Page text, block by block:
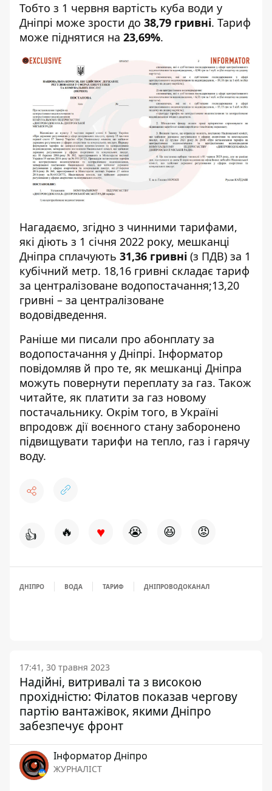
Тобто з 1 червня вартість куба води у
Дніпрі може зрости до 38,79 гривні. Тариф
може піднятися на 23,69%.
Нагадаємо, згідно з чинними тарифами,
які діють з 1 січня 2022 року, мешканці
Дніпра сплачують 31,36 гривні (з ПДВ) за 1
кубічний метр. 18,16 гривні складає тариф
за централізоване водопостачання;13,20
гривні – за централізоване
водовідведення.
Раніше ми писали про абонплату за
водопостачання у Дніпрі. Інформатор
повідомляв й про те, як мешканці Дніпра
можуть повернути переплату за газ. Також
читайте, як платити за газ новому
постачальнику. Окрім того, в Україні
впродовж дії воєнного стану заборонено
підвищувати тарифи на тепло, газ і гарячу
воду.
👍 🔥 ♥ 😭 😆 😡
ДНІПРО ВОДА ТАРИФ ДНІПРОВОДОКАНАЛ
17:41, 30 травня 2023
Надійні, витривалі та з високою
прохідністю: Філатов показав чергову
партію вантажівок, якими Дніпро
забезпечує фронт
Інформатор Дніпро
ЖУРНАЛІСТ